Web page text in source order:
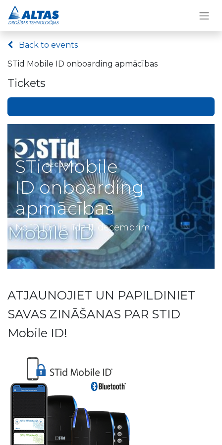
Back to events
STid Mobile ID onboarding apmācības
Tickets
STid Mobile
ID onboarding
apmācības
No 12. jūnija līdz 11. decembrim
ATJAUNOJIET UN PAPILDINIET
SAVAS ZINĀŠANAS PAR STID
Mobile ID!